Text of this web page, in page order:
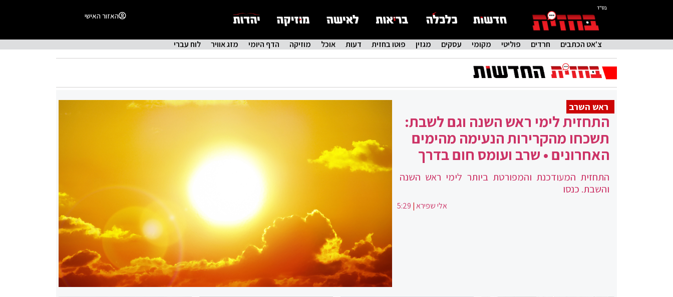
בס"ד
האזור האישי
צ'אט הכתבים חרדים פוליטי מקומי עסקים מגזין פוטו בחזית דעות אוכל מוזיקה הדף היומי מזג אוויר לוח עברי
ראש השרב
התחזית לימי ראש השנה וגם לשבת:
תשכחו מהקרירות הנעימה מהימים
האחרונים • שרב ועומס חום בדרך
התחזית המעודכנת והמפורטת ביותר לימי ראש השנה
והשבת. כנסו
אלי שפירא|
5:29